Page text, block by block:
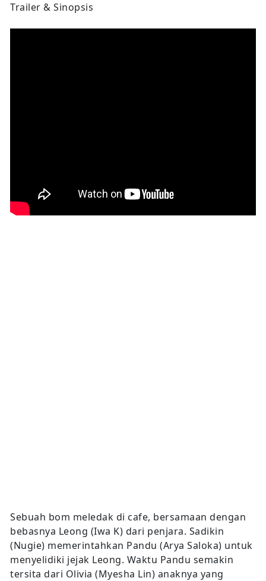
Trailer & Sinopsis
Sebuah bom meledak di cafe, bersamaan dengan
bebasnya Leong (Iwa K) dari penjara. Sadikin
(Nugie) memerintahkan Pandu (Arya Saloka) untuk
menyelidiki jejak Leong. Waktu Pandu semakin
tersita dari Olivia (Myesha Lin) anaknya yang